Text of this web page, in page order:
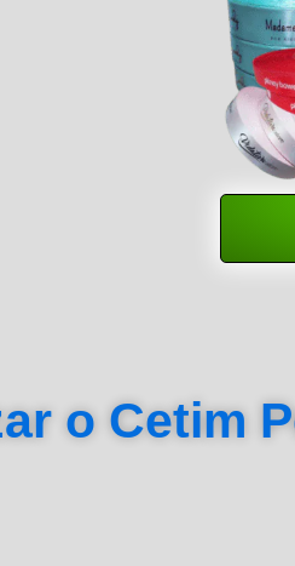
o Cetim